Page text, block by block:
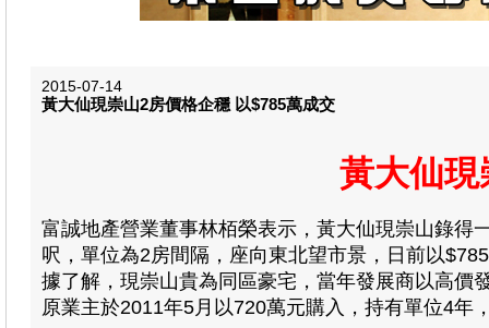
2015-07-14
黃大仙現崇山2房價格企穩 以$785萬成交
黃大仙
富誠地產營業董事林栢榮表示 ，黃大仙現崇山錄得
呎，單位為2房間隔，座向東北望市景，日前以
據了解，現崇山貴為同區豪宅，當年發展商以高價
原業主於2011年5月以720萬元購入，持有單位4年